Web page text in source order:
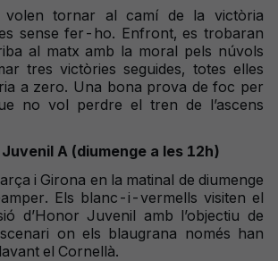
volen tornar al camí de la victòria
sense fer-ho. Enfront, es trobaran
al matx amb la moral pels núvols
tres victòries seguides, totes elles
a zero. Una bona prova de foc per
no vol perdre el tren de l’ascens
A (diumenge a les 12h)
i Girona en la matinal de diumenge
Els blanc-i-vermells visiten el
d’Honor Juvenil amb l’objectiu de
on els blaugrana només han
el Cornellà.